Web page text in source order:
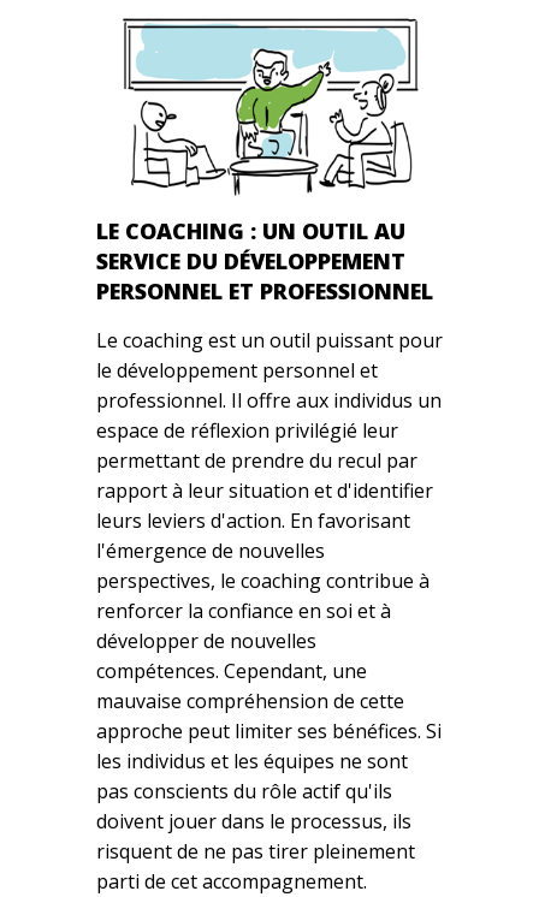
LE COACHING : UN OUTIL AU
SERVICE DU DÉVELOPPEMENT
PERSONNEL ET PROFESSIONNEL
Le coaching est un outil puissant pour
le développement personnel et
professionnel. Il offre aux individus un
espace de réflexion privilégié leur
permettant de prendre du recul par
rapport à leur situation et d'identifier
leurs leviers d'action. En favorisant
l'émergence de nouvelles
perspectives, le coaching contribue à
renforcer la confiance en soi et à
développer de nouvelles
compétences. Cependant, une
mauvaise compréhension de cette
approche peut limiter ses bénéfices. Si
les individus et les équipes ne sont
pas conscients du rôle actif qu'ils
doivent jouer dans le processus, ils
risquent de ne pas tirer pleinement
parti de cet accompagnement.